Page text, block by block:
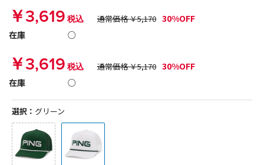
￥3,619税込 通常価格 ￥5,170 30%OFF
在庫
○
￥3,619税込 通常価格 ￥5,170 30%OFF
在庫
○
選択： グリーン